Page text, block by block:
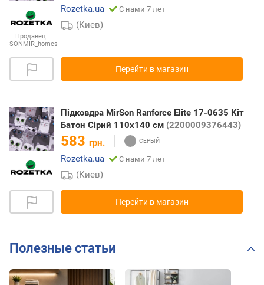
Продавец:
SONMIR_homes
Rozetka.ua
С нами 7 лет
(Киев)
Перейти в магазин
Підковдра MirSon Ranforce Elite 17-0635 Кіт
Батон Сірий 110х140 см (2200009376443)
583 грн.
Rozetka.ua
С нами 7 лет
(Киев)
Перейти в магазин
Полезные статьи